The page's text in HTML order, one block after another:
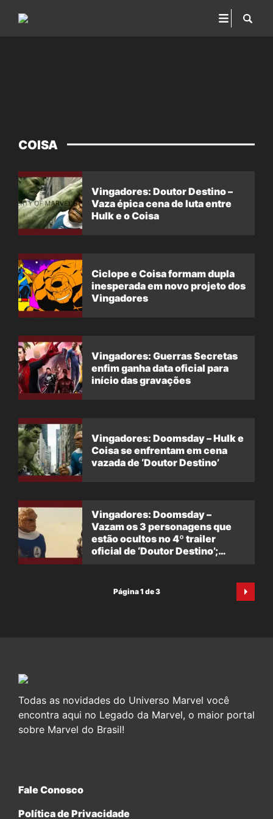
COISA
Vingadores: Doutor Destino –
Vaza épica cena de luta entre
Hulk e o Coisa
Ciclope e Coisa formam dupla
inesperada em novo projeto dos
Vingadores
Vingadores: Guerras Secretas
enfim ganha data oficial para
início das gravações
Vingadores: Doomsday – Hulk e
Coisa se enfrentam em cena
vazada de ‘Doutor Destino’
Vingadores: Doomsday –
Vazam os 3 personagens que
estão ocultos no 4º trailer
oficial de ‘Doutor Destino’;
Página 1 de 3
Todas as novidades do Universo Marvel você
encontra aqui no Legado da Marvel, o maior portal
sobre Marvel do Brasil!
Fale Conosco
Política de Privacidade